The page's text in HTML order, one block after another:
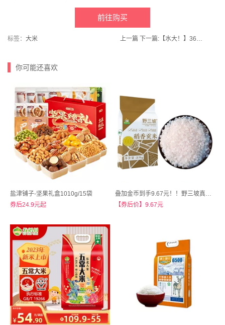
前往购买
标签： 大米 上一篇 下一篇: 【水大！】361度官方旗舰店！各种鞋全部一个价
你可能还喜欢
盐津铺子-坚果礼盒1010g/15袋
券后24.9元起
叠加金币到手9.67元！！野三坡真空大米新米5斤
【券后价】9.67元